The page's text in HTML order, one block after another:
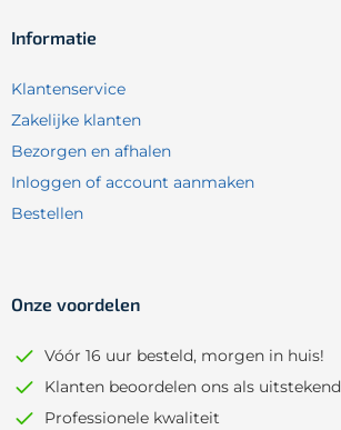
Informatie
Klantenservice
Zakelijke klanten
Bezorgen en afhalen
Inloggen of account aanmaken
Bestellen
Onze voordelen
Vóór 16 uur besteld, morgen in huis!
Klanten beoordelen ons als uitstekend
Professionele kwaliteit